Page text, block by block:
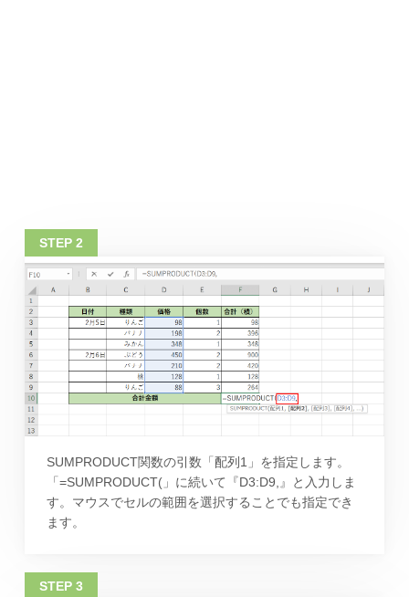
SUMPRODUCT関数の引数「配列1」を指定します。
「=SUMPRODUCT(」に続いて『D3:D9,』と入力しま
す。マウスでセルの範囲を選択することでも指定でき
ます。